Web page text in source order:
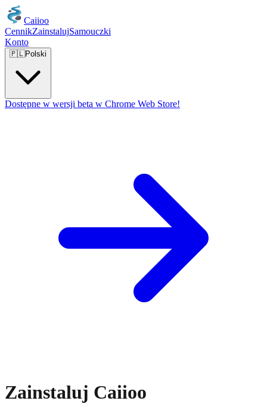
Caiioo
CennikZainstalujSamouczki
Konto
🇵🇱Polski
Dostępne w wersji beta w Chrome Web Store!
Zainstaluj Caiioo